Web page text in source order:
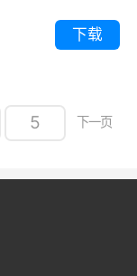
下载
5 下一页